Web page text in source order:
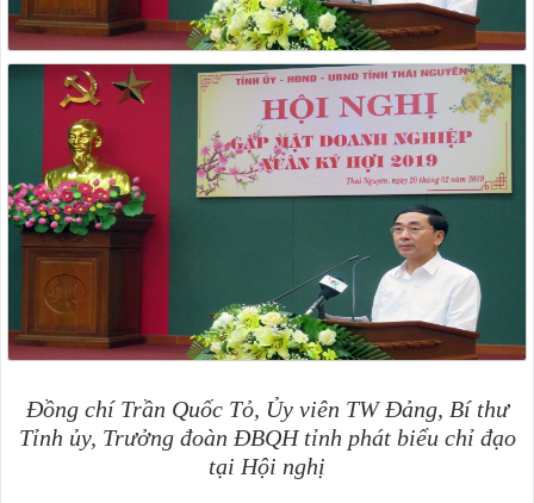
Đồng chí Trần Quốc Tỏ, Ủy viên TW Đảng, Bí thư
Tỉnh ủy, Trưởng đoàn ĐBQH tỉnh phát biểu chỉ đạo
tại Hội nghị